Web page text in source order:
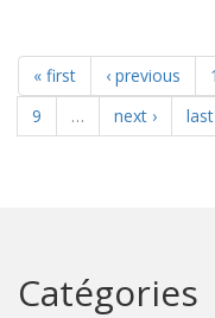
« first ‹ previous 1
9
… next ›
Catégories